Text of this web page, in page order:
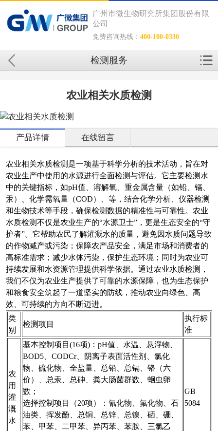
广州市微生物研究所集团股份有限
公司
免费咨询热线：400-100-0330
检测服务
农业相关水质检测
产品详情 在线留言
农业相关水质检测是一项基于科学分析的技术活动，旨在对
农业生产中使用的水源进行全面检测与评估。它主要检测水
中的关键指标，如pH值、溶解氧、重金属含量（如铅、镉、
汞）、化学需氧量（COD）、等，结合化学分析、仪器检测
和生物技术等手段，确保检测数据的精准性与可靠性。农业
水质检测不仅是农业生产的“水源卫士”，更是生态安全的“守
护者”。它帮助农民了解灌溉水的质量，避免因水质问题导致
的作物减产或污染；保障农产品安全，满足市场和消费者的
高标准需求；减少水体污染，保护生态环境；同时为农业可
持续发展和水资源管理提供科学依据。通过农业水质检测，
我们不仅为农业生产提供了可靠的水源保障，也为生态保护
和粮食安全筑起了一道坚实的防线，推动农业向绿色、高
效、可持续的方向不断迈进。
类
别
检测项目
执行标
准
农
用
灌
溉
水
基本控制项目(16项)：pH值、水温、悬浮物、
BOD5、CODCr、阴离子表面活性剂、氯化
物、硫化物、全盐量、总铅、总镉、铬（六
价）、总汞、总砷、粪大肠菌群数、蛔虫卵
数；
选择控制项目（20项）：氰化物、氟化物、石
油类、挥发酚、总铜、总锌、总镍、硒、硼、
苯、甲苯、二甲苯、异丙苯、苯胺、三氯乙
GB
5084